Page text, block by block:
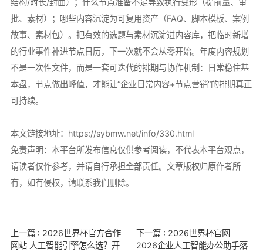
批、素材）；哪些内容沉淀为可复用资产（FAQ、脚本模板、案例
故事、素材包）。把有效的选题与素材沉淀进内容库，把临时新增
的行业事件补进节点日历，下一次就不会从零开始。年度内容规划
不是一次性文件，而是一套可迭代的排期与协作机制：日常稳住基
本盘，节点做出峰值，才能让“企业日常内容+节点营销”的排期真正
可持续。
本文链接地址： https://sybmw.net/info/330.html
免责声明：本平台所发布信息仅供参考阅读，不代表本平台观点，
请读者仅作参考，并请自行承担全部责任。文章版权归原作者所
有，如有侵权，请联系我们删除。
上一篇 : 2026世界杯官方合作
网站 人工智能引擎怎么选？开
下一篇 : 2026世界杯官网
2026企业人工智能办公助手落